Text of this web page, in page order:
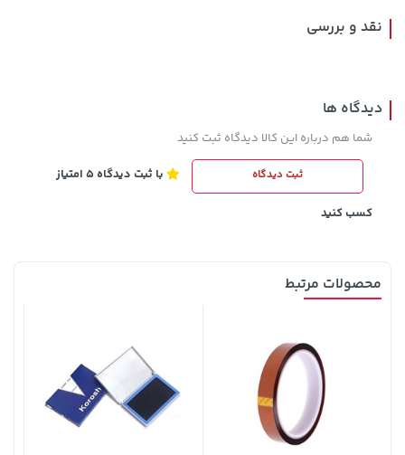
244,000
خرید
141,000 تومان
4,279,000 تومان
نقد و بررسی
دیدگاه ها
شما هم درباره این کالا دیدگاه ثبت کنید
ثبت دیدگاه با ثبت دیدگاه 5 امتیاز
کسب کنید
محصولات مرتبط